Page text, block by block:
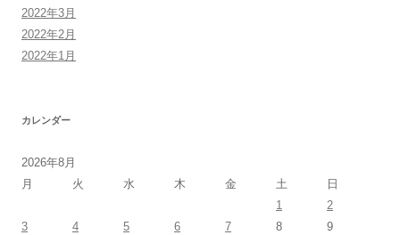
2022年3月
2022年2月
2022年1月
カレンダー
2026年8月
月
火 水 木 金 土
日
1
2
3
4 5 6 7 8 9